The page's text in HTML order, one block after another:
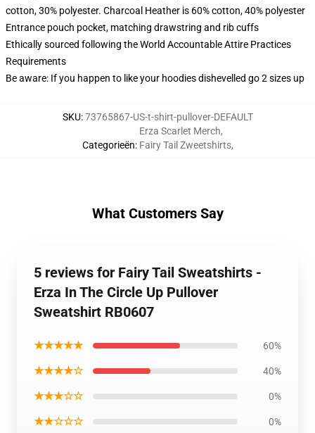
cotton, 30% polyester. Charcoal Heather is 60% cotton, 40% polyester
Entrance pouch pocket, matching drawstring and rib cuffs
Ethically sourced following the World Accountable Attire Practices
Requirements
Be aware: If you happen to like your hoodies dishevelled go 2 sizes up
SKU:73765867-US-t-shirt-pullover-DEFAULT
Categorieën:
Erza Scarlet Merch,
Fairy Tail Zweetshirts,
What Customers Say
5 reviews for Fairy Tail Sweatshirts -
Erza In The Circle Up Pullover
Sweatshirt RB0607
★★★★★ 60%
★★★★☆ 40%
★★★☆☆ 0%
★★☆☆☆ 0%